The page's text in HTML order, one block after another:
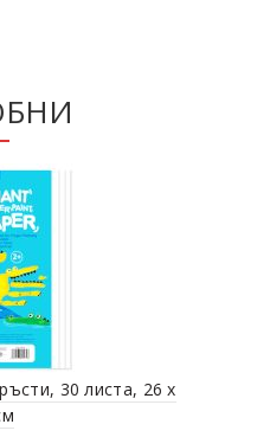
30 листа, 26 x